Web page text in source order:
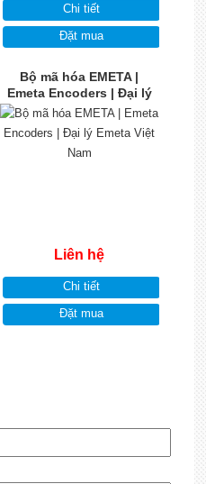
Chi tiết
Đặt mua
Bộ mã hóa EMETA |
Emeta Encoders | Đại lý
Emeta Việt Nam
Liên hệ
Chi tiết
Đặt mua